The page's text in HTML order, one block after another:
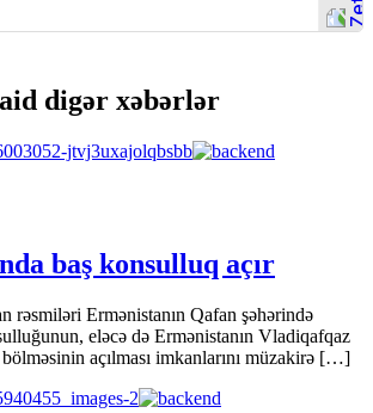
digər xəbərlər
baş konsulluq açır
rəsmiləri Ermənistanın Qafan şəhərində
eləcə də Ermənistanın Vladiqafqaz
açılması imkanlarını müzakirə […]